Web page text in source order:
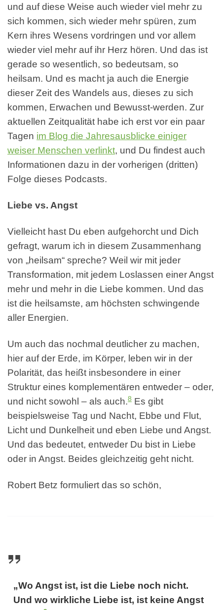
und auf diese Weise auch wieder viel mehr zu
sich kommen, sich wieder mehr spüren, zum
Kern ihres Wesens vordringen und vor allem
wieder viel mehr auf ihr Herz hören. Und das ist
gerade so wesentlich, so bedeutsam, so
heilsam. Und es macht ja auch die Energie
dieser Zeit des Wandels aus, dieses zu sich
kommen, Erwachen und Bewusst-werden. Zur
aktuellen Zeitqualität habe ich erst vor ein paar
Tagen im Blog die Jahresausblicke einiger
weiser Menschen verlinkt, und Du findest auch
Informationen dazu in der vorherigen (dritten)
Folge dieses Podcasts.
Liebe vs. Angst
Vielleicht hast Du eben aufgehorcht und Dich
gefragt, warum ich in diesem Zusammenhang
von „heilsam“ spreche? Weil wir mit jeder
Transformation, mit jedem Loslassen einer Angst
mehr und mehr in die Liebe kommen. Und das
ist die heilsamste, am höchsten schwingende
aller Energien.
Um auch das nochmal deutlicher zu machen,
hier auf der Erde, im Körper, leben wir in der
Polarität, das heißt insbesondere in einer
Struktur eines komplementären entweder – oder,
und nicht sowohl – als auch.8 Es gibt
beispielsweise Tag und Nacht, Ebbe und Flut,
Licht und Dunkelheit und eben Liebe und Angst.
Und das bedeutet, entweder Du bist in Liebe
oder in Angst. Beides gleichzeitig geht nicht.
Robert Betz formuliert das so schön,
„Wo Angst ist, ist die Liebe noch nicht.
Und wo wirkliche Liebe ist, ist keine Angst